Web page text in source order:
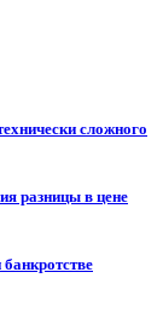
сложного
разницы в цене